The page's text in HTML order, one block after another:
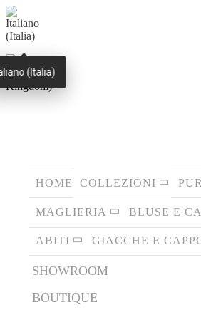
(Italia)
HOME COLLEZIONI
MAGLIERIA BLUSE E
ABITI GIACCHE E
SHOWROOM
BOUTIQUE